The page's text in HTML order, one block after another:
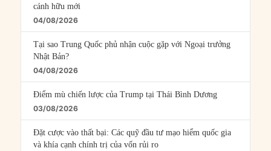
cánh hữu mới
04/08/2026
Tại sao Trung Quốc phủ nhận cuộc gặp với Ngoại trưởng
Nhật Bản?
04/08/2026
Điểm mù chiến lược của Trump tại Thái Bình Dương
03/08/2026
Đặt cược vào thất bại: Các quỹ đầu tư mạo hiểm quốc gia
và khía cạnh chính trị của vốn rủi ro